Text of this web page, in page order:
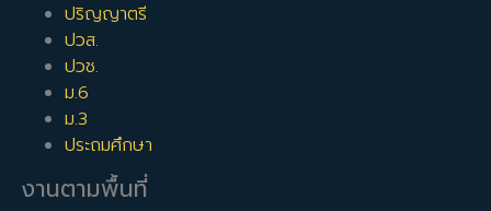
ปริญญาตรี
ปวส.
ปวช.
ม.6
ม.3
ประถมศึกษา
งานตามพื้นที่